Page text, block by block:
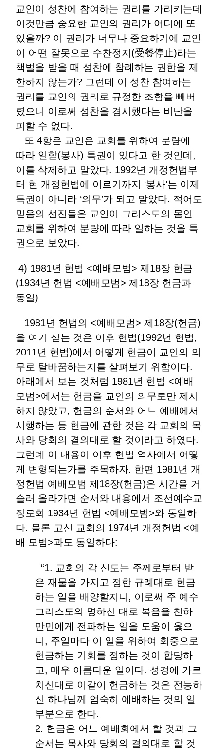
교인이 성찬에 참여하는 권리를 가리키는데
이것만큼 중요한 교인의 권리가 어디에 또
있을까? 이 권리가 너무나 중요하기에 교인
이 어떤 잘못으로 수찬정지(受餐停止)라는
책벌을 받을 때 성찬에 참례하는 권한을 제
한하지 않는가? 그런데 이 성찬 참여하는
권리를 교인의 권리로 규정한 조항을 빼버
렸으니 이로써 성찬을 경시했다는 비난을
피할 수 없다.
또 4항은 교인은 교회를 위하여 분량에
따라 일할(봉사) 특권이 있다고 한 것인데,
이를 삭제하고 말았다. 1992년 개정헌법부
터 현 개정헌법에 이르기까지 ‘봉사’는 이제
특권이 아니라 ‘의무’가 되고 말았다. 적어도
믿음의 선진들은 교인이 그리스도의 몸인
교회를 위하여 분량에 따라 일하는 것을 특
권으로 보았다.
4) 1981년 헌법 <예배모범> 제18장 헌금
(1934년 헌법 <예배모범> 제18장 헌금과
동일)
1981년 헌법의 <예배모범> 제18장(헌금)
을 여기 싣는 것은 이후 헌법(1992년 헌법,
2011년 헌법)에서 어떻게 헌금이 교인의 의
무로 탈바꿈하는지를 살펴보기 위함이다.
아래에서 보는 것처럼 1981년 헌법 <예배
모범>에서는 헌금을 교인의 의무로만 제시
하지 않았고, 헌금의 순서와 어느 예배에서
시행하는 등 헌금에 관한 것은 각 교회의 목
사와 당회의 결의대로 할 것이라고 하였다.
그런데 이 내용이 이후 헌법 역사에서 어떻
게 변형되는가를 주목하자. 한편 1981년 개
정헌법 예배모범 제18장(헌금)은 시간을 거
슬러 올라가면 순서와 내용에서 조선예수교
장로회 1934년 헌법 <예배모범>와 동일하
다. 물론 고신 교회의 1974년 개정헌법 <예
배 모범>과도 동일하다:
“1. 교회의 각 신도는 주께로부터 받
은 재물을 가지고 정한 규례대로 헌금
하는 일을 배양할지니, 이로써 주 예수
그리스도의 명하신 대로 복음을 천하
만민에게 전파하는 일을 도움이 옳으
니, 주일마다 이 일을 위하여 회중으로
헌금하는 기회를 정하는 것이 합당하
고, 매우 아름다운 일이다. 성경에 가르
치신대로 이같이 헌금하는 것은 전능하
신 하나님께 엄숙히 에배하는 것의 일
부분으로 한다.
2. 헌금은 어느 예배회에서 할 것과 그
순서는 목사와 당회의 결의대로 할 것